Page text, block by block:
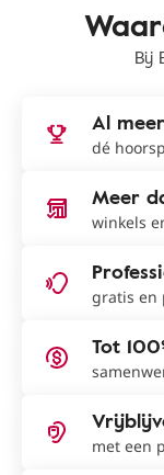
Bij
Al
dé
Meer
winkels
gratis en
Tot
met een